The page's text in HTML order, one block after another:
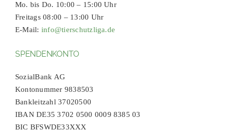
Mo. bis Do. 10:00 – 15:00 Uhr
Freitags 08:00 – 13:00 Uhr
E-Mail: info@tierschutzliga.de
SPENDENKONTO
SozialBank AG
Kontonummer 9838503
Bankleitzahl 37020500
IBAN DE35 3702 0500 0009 8385 03
BIC BFSWDE33XXX